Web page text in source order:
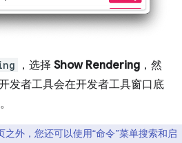
，选择 Show Rendering ，然
发者工具会在开发者工具窗口底
之外，您还可以使用“命令”菜单搜索和启